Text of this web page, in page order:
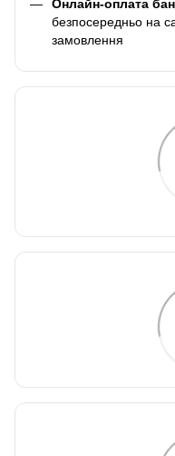
Онлайн-оплата
безпосередньо на
замовлення